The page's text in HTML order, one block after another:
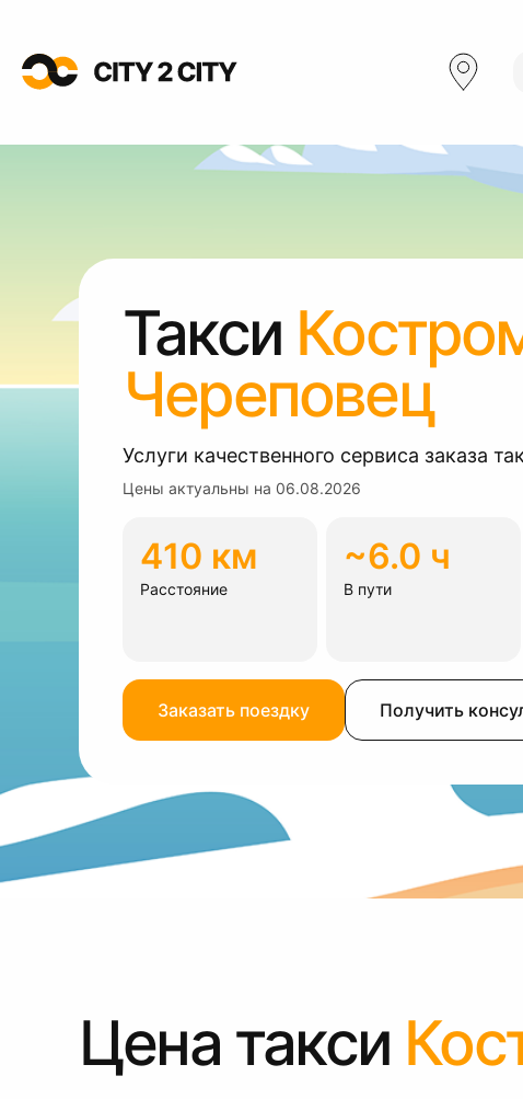
Такси
Череповец
Услуги качественного сервиса заказа
Цены актуальны на 06.08.2026
410 км
Расстояние
~6.0 ч
В пути
Заказать поездку Получить
Цена такси